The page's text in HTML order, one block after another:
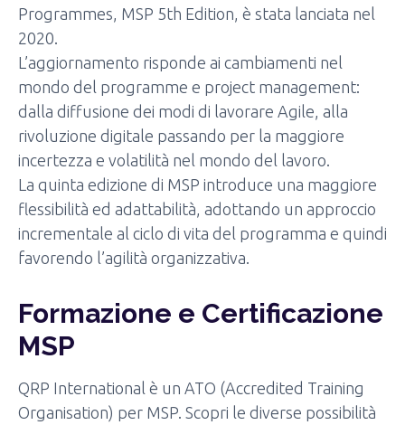
Programmes, MSP 5th Edition, è stata lanciata nel
2020.
L’aggiornamento risponde ai cambiamenti nel
mondo del programme e project management:
dalla diffusione dei modi di lavorare Agile, alla
rivoluzione digitale passando per la maggiore
incertezza e volatilità nel mondo del lavoro.
La quinta edizione di MSP introduce una maggiore
flessibilità ed adattabilità, adottando un approccio
incrementale al ciclo di vita del programma e quindi
favorendo l’agilità organizzativa.
Formazione e Certificazione
MSP
QRP International è un ATO (Accredited Training
Organisation) per MSP. Scopri le diverse possibilità